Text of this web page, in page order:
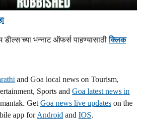
डील्स'च्या भन्नाट ऑफर्स पाहण्यासाठीक्लिक
and Goa local news on Tourism,
Sports and Goa latest news in
Get Goa news live updates on the
app forAndroid and IOS.